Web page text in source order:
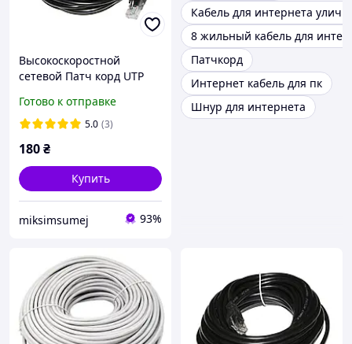
Высокоскоростной
сетевой Патч корд UTP
26м для интернета DSS до
1000Мбит/с (Gigabit
Готово к отправке
5.0 (3)
180₴
Купить
miksimsumej 93%
Кабель для интернета
8 жильный кабель для
Патчкорд
Интернет кабель для пк
Шнур для интернета